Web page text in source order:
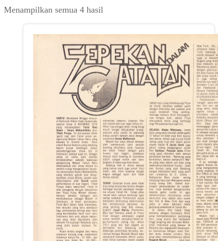
Menampilkan semua 4 hasil
yang
terbaru